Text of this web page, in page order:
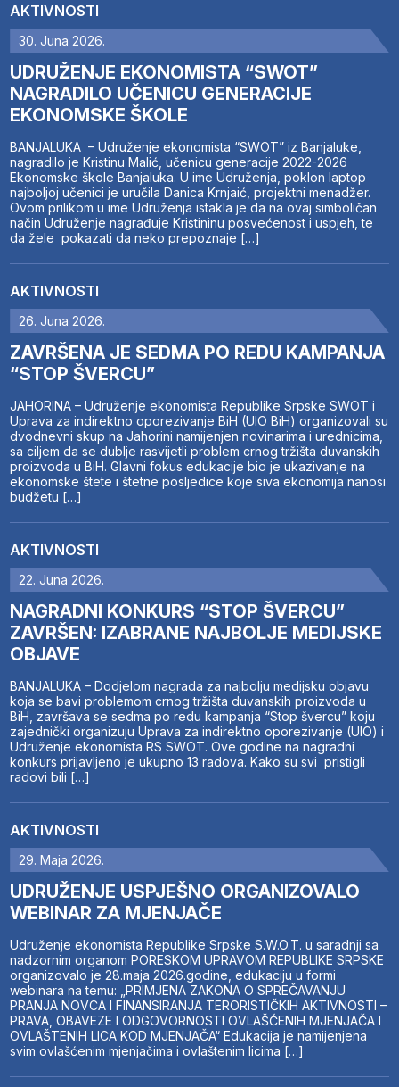
AKTIVNOSTI
30. Juna 2026.
UDRUŽENJE EKONOMISTA “SWOT”
NAGRADILO UČENICU GENERACIJE
EKONOMSKE ŠKOLE
BANJALUKA – Udruženje ekonomista “SWOT” iz Banjaluke,
nagradilo je Kristinu Malić, učenicu generacije 2022-2026
Ekonomske škole Banjaluka. U ime Udruženja, poklon laptop
najboljoj učenici je uručila Danica Krnjaić, projektni menadžer.
Ovom prilikom u ime Udruženja istakla je da na ovaj simboličan
način Udruženje nagrađuje Kristininu posvećenost i uspjeh, te
da žele pokazati da neko prepoznaje […]
AKTIVNOSTI
26. Juna 2026.
ZAVRŠENA JE SEDMA PO REDU KAMPANJA
“STOP ŠVERCU”
JAHORINA – Udruženje ekonomista Republike Srpske SWOT i
Uprava za indirektno oporezivanje BiH (UIO BiH) organizovali su
dvodnevni skup na Jahorini namijenjen novinarima i urednicima,
sa ciljem da se dublje rasvijetli problem crnog tržišta duvanskih
proizvoda u BiH. Glavni fokus edukacije bio je ukazivanje na
ekonomske štete i štetne posljedice koje siva ekonomija nanosi
budžetu […]
AKTIVNOSTI
22. Juna 2026.
NAGRADNI KONKURS “STOP ŠVERCU”
ZAVRŠEN: IZABRANE NAJBOLJE MEDIJSKE
OBJAVE
BANJALUKA – Dodjelom nagrada za najbolju medijsku objavu
koja se bavi problemom crnog tržišta duvanskih proizvoda u
BiH, završava se sedma po redu kampanja “Stop švercu” koju
zajednički organizuju Uprava za indirektno oporezivanje (UIO) i
Udruženje ekonomista RS SWOT. Ove godine na nagradni
konkurs prijavljeno je ukupno 13 radova. Kako su svi pristigli
radovi bili […]
AKTIVNOSTI
29. Maja 2026.
UDRUŽENJE USPJEŠNO ORGANIZOVALO
WEBINAR ZA MJENJAČE
Udruženje ekonomista Republike Srpske S.W.O.T. u saradnji sa
nadzornim organom PORESKOM UPRAVOM REPUBLIKE SRPSKE
organizovalo je 28.maja 2026.godine, edukaciju u formi
webinara na temu: „PRIMJENA ZAKONA O SPREČAVANJU
PRANJA NOVCA I FINANSIRANJA TERORISTIČKIH AKTIVNOSTI –
PRAVA, OBAVEZE I ODGOVORNOSTI OVLAŠĆENIH MJENJAČA I
OVLAŠTENIH LICA KOD MJENJAČA“ Edukacija je namijenjena
svim ovlašćenim mjenjačima i ovlaštenim licima […]